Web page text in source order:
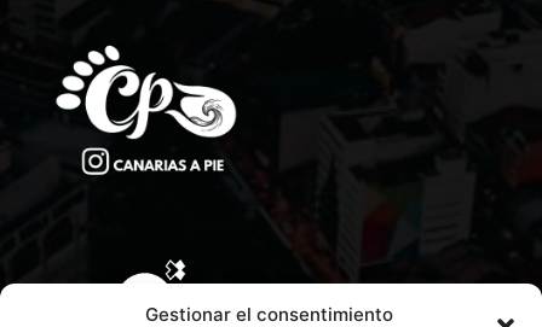
Gestionar el consentimiento